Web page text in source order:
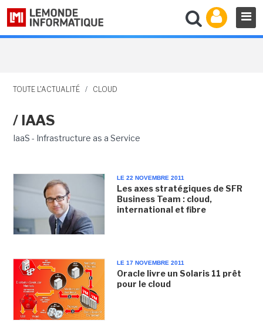
TOUTE L'ACTUALITÉ / CLOUD
/ IAAS
IaaS - Infrastructure as a Service
LE 22 NOVEMBRE 2011
Les axes stratégiques de SFR
Business Team : cloud,
international et fibre
LE 17 NOVEMBRE 2011
Oracle livre un Solaris 11 prêt
pour le cloud